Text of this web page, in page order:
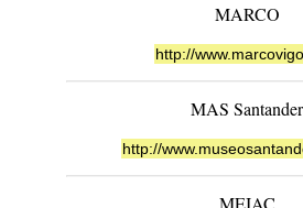
MARCO
http://
MAS Santander
http://
MEIAC